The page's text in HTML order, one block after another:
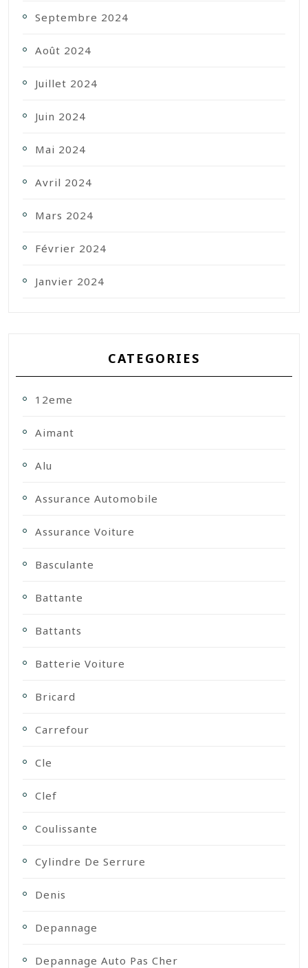
Septembre 2024
Août 2024
Juillet 2024
Juin 2024
Mai 2024
Avril 2024
Mars 2024
Février 2024
Janvier 2024
CATEGORIES
12eme
Aimant
Alu
Assurance Automobile
Assurance Voiture
Basculante
Battante
Battants
Batterie Voiture
Bricard
Carrefour
Cle
Clef
Coulissante
Cylindre De Serrure
Denis
Depannage
Depannage Auto Pas Cher